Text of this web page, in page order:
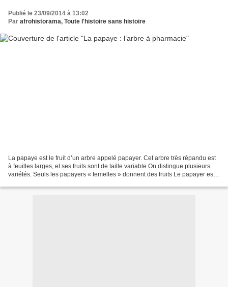
Publié le 23/09/2014 à 13:02
Par afrohistorama, Toute l'histoire sans histoire
La papaye est le fruit d’un arbre appelé papayer. Cet arbre très répandu est
à feuilles larges, et ses fruits sont de taille variable On distingue plusieurs
variétés. Seuls les papayers « femelles » donnent des fruits Le papayer est